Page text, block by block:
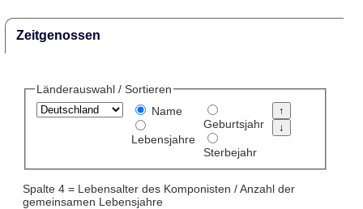
Zeitgenossen
Länderauswahl / Sortieren
Name
Lebensjahre
Geburtsjahr
Sterbejahr
Spalte 4 = Lebensalter des Komponisten / Anzahl der
gemeinsamen Lebensjahre